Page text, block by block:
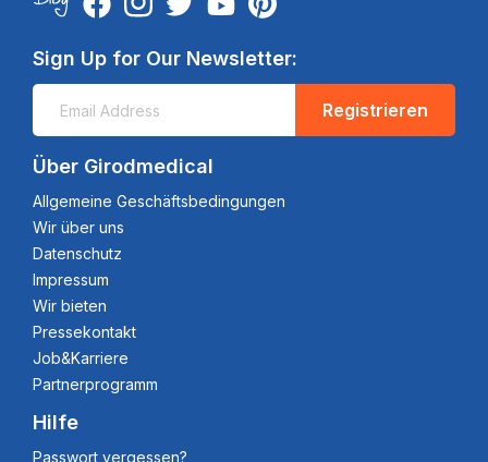
Sign Up for Our Newsletter:
Registrieren
Über Girodmedical
Allgemeine Geschäftsbedingungen
Wir über uns
Datenschutz
Impressum
Wir bieten
Pressekontakt
Job&Karriere
Partnerprogramm
Hilfe
Passwort vergessen?